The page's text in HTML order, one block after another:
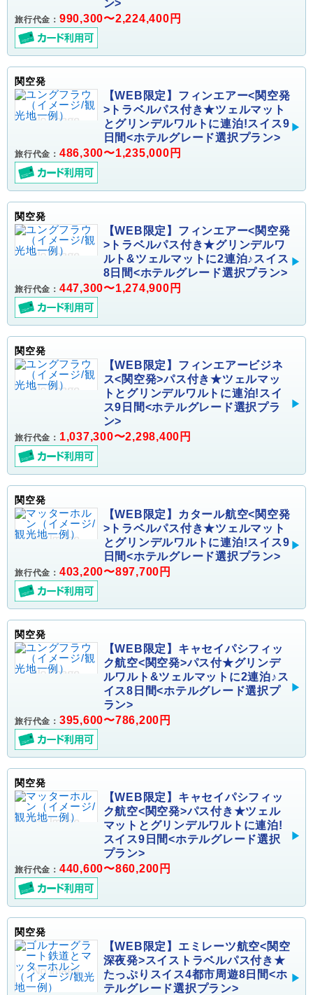
ン>
旅行代金： 990,300〜2,224,400円
関空発
【WEB限定】フィンエアー<関空発
>トラベルパス付き★ツェルマット
とグリンデルワルトに連泊!スイス9
日間<ホテルグレード選択プラン>
旅行代金： 486,300〜1,235,000円
関空発
【WEB限定】フィンエアー<関空発
>トラベルパス付き★グリンデルワ
ルト&ツェルマットに2連泊♪スイス
8日間<ホテルグレード選択プラン>
旅行代金： 447,300〜1,274,900円
関空発
【WEB限定】フィンエアービジネ
ス<関空発>パス付き★ツェルマッ
トとグリンデルワルトに連泊!スイ
ス9日間<ホテルグレード選択プラ
ン>
旅行代金： 1,037,300〜2,298,400円
関空発
【WEB限定】カタール航空<関空発
>トラベルパス付き★ツェルマット
とグリンデルワルトに連泊!スイス9
日間<ホテルグレード選択プラン>
旅行代金： 403,200〜897,700円
関空発
【WEB限定】キャセイパシフィッ
ク航空<関空発>パス付★グリンデ
ルワルト&ツェルマットに2連泊♪ス
イス8日間<ホテルグレード選択プ
ラン>
旅行代金： 395,600〜786,200円
関空発
【WEB限定】キャセイパシフィッ
ク航空<関空発>パス付き★ツェル
マットとグリンデルワルトに連泊!
スイス9日間<ホテルグレード選択
プラン>
旅行代金： 440,600〜860,200円
関空発
【WEB限定】エミレーツ航空<関空
深夜発>スイストラベルパス付き★
たっぷりスイス4都市周遊8日間<ホ
テルグレード選択プラン>